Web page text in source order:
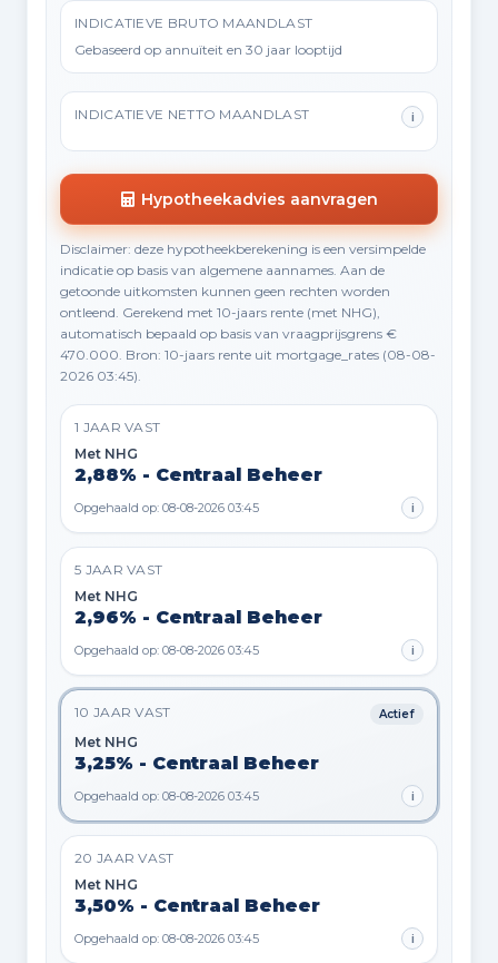
INDICATIEVE BRUTO MAANDLAST
Gebaseerd op annuïteit en 30 jaar looptijd
INDICATIEVE NETTO MAANDLAST i
Hypotheekadvies aanvragen
Disclaimer: deze hypotheekberekening is een versimpelde
indicatie op basis van algemene aannames. Aan de
getoonde uitkomsten kunnen geen rechten worden
ontleend. Gerekend met 10-jaars rente (met NHG),
automatisch bepaald op basis van vraagprijsgrens €
470.000. Bron: 10-jaars rente uit mortgage_rates (08-08-
2026 03:45).
1 JAAR VAST
Met NHG
2,88% - Centraal Beheer
Opgehaald op: 08-08-2026 03:45 i
5 JAAR VAST
Met NHG
2,96% - Centraal Beheer
Opgehaald op: 08-08-2026 03:45 i
10 JAAR VAST Actief
Met NHG
3,25% - Centraal Beheer
Opgehaald op: 08-08-2026 03:45 i
20 JAAR VAST
Met NHG
3,50% - Centraal Beheer
Opgehaald op: 08-08-2026 03:45 i